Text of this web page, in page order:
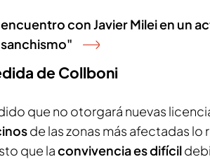
con Javier Milei en un
de Collboni
que no otorgará nuevas
de las zonas más afectadas
que laconvivencia es difícil